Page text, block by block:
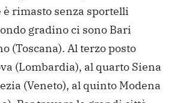
è rimasto senza sportelli
gradino ci sono Bari
(Toscana). Al terzo posto
(Lombardia), al quarto Siena
(Veneto), al quinto Modena